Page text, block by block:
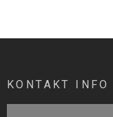
KONTAKT INFO